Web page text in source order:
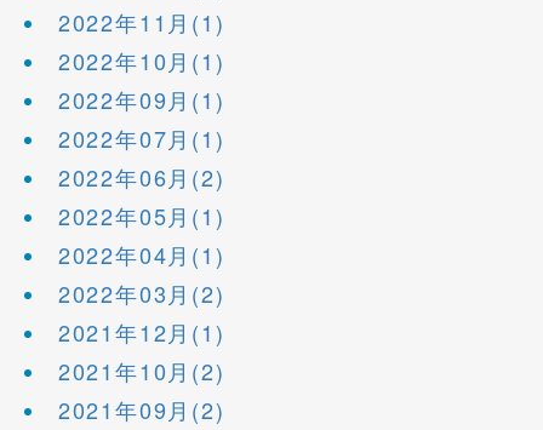
2022年11月(1)
2022年10月(1)
2022年09月(1)
2022年07月(1)
2022年06月(2)
2022年05月(1)
2022年04月(1)
2022年03月(2)
2021年12月(1)
2021年10月(2)
2021年09月(2)